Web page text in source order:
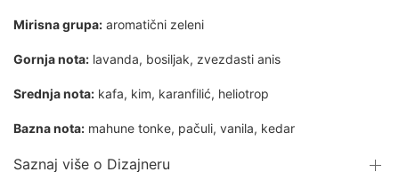
Mirisna grupa: aromatični zeleni
Gornja nota: lavanda, bosiljak, zvezdasti anis
Srednja nota: kafa, kim, karanfilić, heliotrop
Bazna nota: mahune tonke, pačuli, vanila, kedar
Saznaj više o Dizajneru